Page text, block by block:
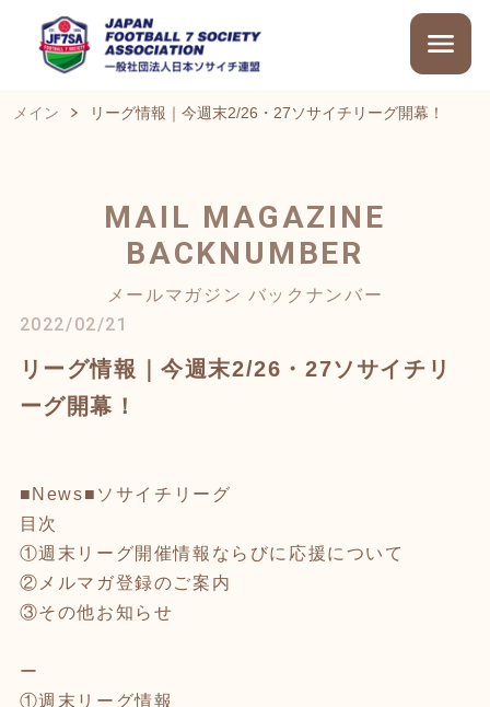
メイン リーグ情報｜今週末2/26・27ソサイチリーグ開幕！
MAIL MAGAZINE
BACKNUMBER
メールマガジン バックナンバー
2022/02/21
リーグ情報｜今週末2/26・27ソサイチリ
ーグ開幕！
■News■ソサイチリーグ
目次
①週末リーグ開催情報ならびに応援について
②メルマガ登録のご案内
③その他お知らせ
ー
①週末リーグ情報